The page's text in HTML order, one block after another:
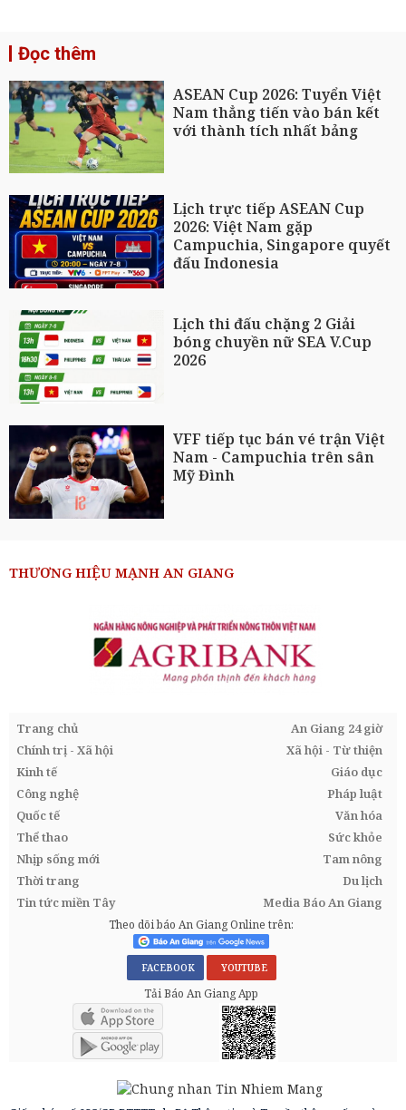
Đọc thêm
ASEAN Cup 2026: Tuyển Việt
Nam thẳng tiến vào bán kết
với thành tích nhất bảng
Lịch trực tiếp ASEAN Cup
2026: Việt Nam gặp
Campuchia, Singapore quyết
đấu Indonesia
Lịch thi đấu chặng 2 Giải
bóng chuyền nữ SEA V.Cup
2026
VFF tiếp tục bán vé trận Việt
Nam - Campuchia trên sân
Mỹ Đình
THƯƠNG HIỆU MẠNH AN GIANG
Trang chủ
An Giang 24 giờ
Chính trị - Xã hội
Xã hội - Từ thiện
Kinh tế
Giáo dục
Công nghệ
Pháp luật
Quốc tế
Văn hóa
Thể thao
Sức khỏe
Nhịp sống mới
Tam nông
Thời trang
Du lịch
Tin tức miền Tây
Media Báo An Giang
Theo dõi báo An Giang Online trên:
FACEBOOK YOUTUBE
Tải Báo An Giang App